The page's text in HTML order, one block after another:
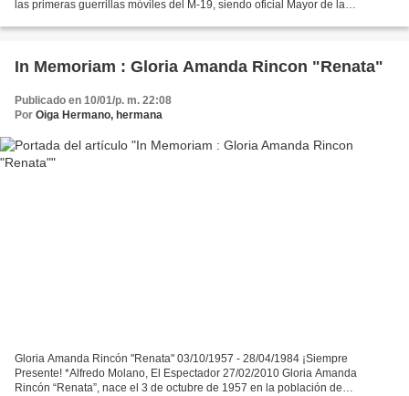
las primeras guerrillas móviles del M-19, siendo oficial Mayor de la
In Memoriam : Gloria Amanda Rincon "Renata"
Publicado en 10/01/p. m. 22:08
Por Oiga Hermano, hermana
Gloria Amanda Rincón "Renata" 03/10/1957 - 28/04/1984 ¡Siempre
Presente! *Alfredo Molano, El Espectador 27/02/2010 Gloria Amanda
Rincón “Renata”, nace el 3 de octubre de 1957 en la población de